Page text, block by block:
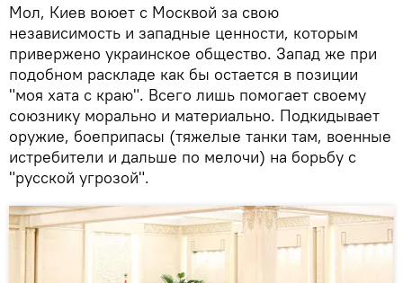
Мол, Киев воюет с Москвой за свою
независимость и западные ценности, которым
привержено украинское общество. Запад же при
подобном раскладе как бы остается в позиции
"моя хата с краю". Всего лишь помогает своему
союзнику морально и материально. Подкидывает
оружие, боеприпасы (тяжелые танки там, военные
истребители и дальше по мелочи) на борьбу с
"русской угрозой".